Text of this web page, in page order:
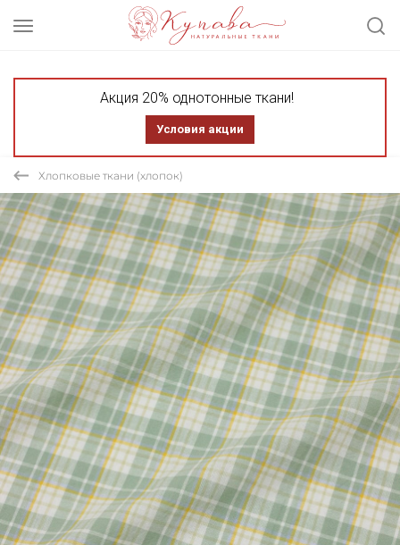
Акция 20% однотонные ткани!
Условия акции
Хлопковые ткани (хлопок)